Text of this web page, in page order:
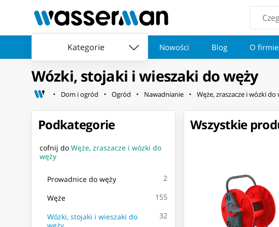
Kategorie Nowości Blog O firmie
Wózki, stojaki i wieszaki do węży
Dom i ogród Ogród Nawadnianie Węże, zraszacze i wózki do
Podkategorie
cofnij do Węże, zraszacze i wózki do
węży
Prowadnice do węży 2
Węże 155
Wózki, stojaki i wieszaki do
węży
32
Wszystkie